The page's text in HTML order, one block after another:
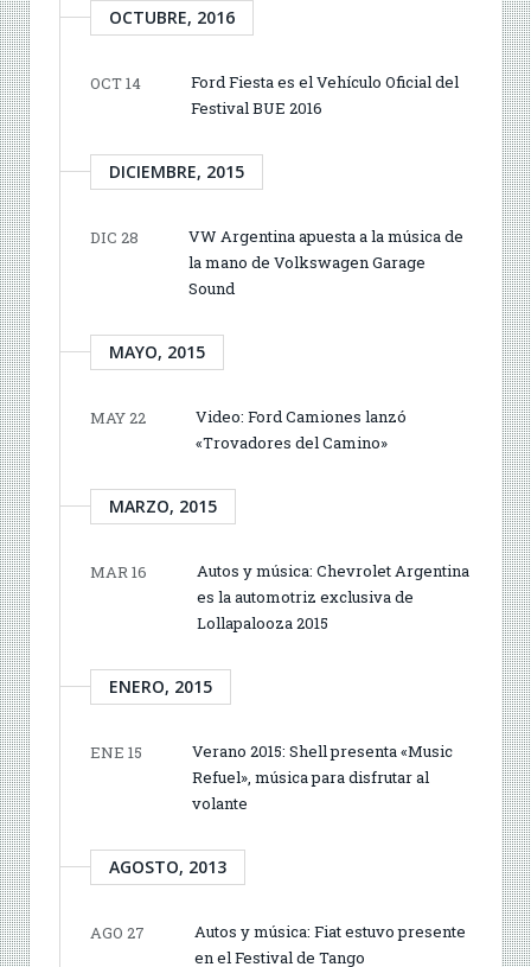
OCTUBRE, 2016
OCT 14
Ford Fiesta es el Vehículo Oficial del
Festival BUE 2016
DICIEMBRE, 2015
DIC 28
VW Argentina apuesta a la música de
la mano de Volkswagen Garage
Sound
MAYO, 2015
MAY 22
Video: Ford Camiones lanzó
«Trovadores del Camino»
MARZO, 2015
MAR 16
Autos y música: Chevrolet Argentina
es la automotriz exclusiva de
Lollapalooza 2015
ENERO, 2015
ENE 15
Verano 2015: Shell presenta «Music
Refuel», música para disfrutar al
volante
AGOSTO, 2013
AGO 27
Autos y música: Fiat estuvo presente
en el Festival de Tango